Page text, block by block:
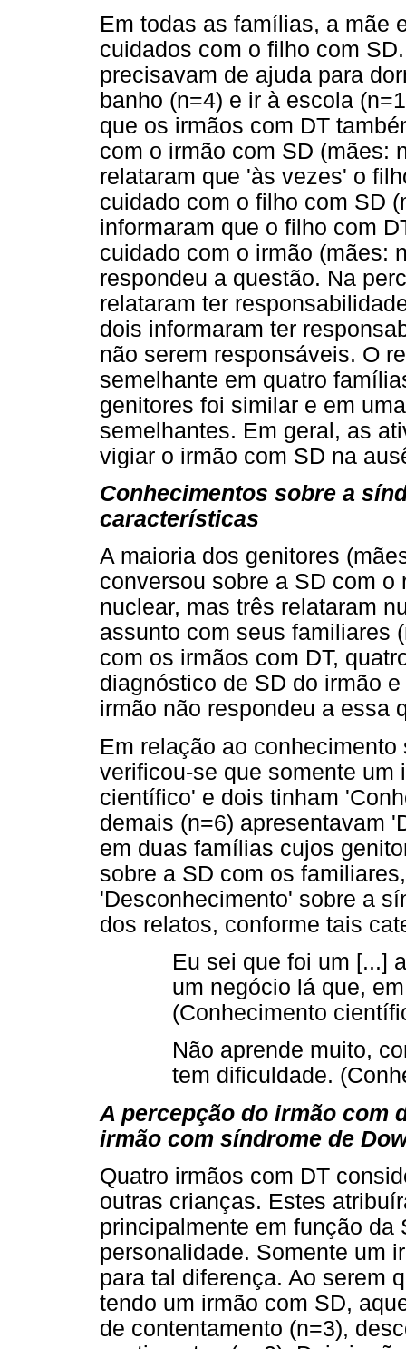
Em todas as famílias, a mãe
cuidados com o filho com
precisavam de ajuda para
banho (n=4) e ir à escola
que os irmãos com DT
com o irmão com SD (mães:
relataram que 'às vezes' o
cuidado com o filho com SD
informaram que o filho com
cuidado com o irmão (mães:
respondeu a questão. Na
relataram ter
dois informaram ter
não serem responsáveis. O
semelhante em quatro
genitores foi similar e em
semelhantes. Em geral, as
vigiar o irmão com SD na
Conhecimentos sobre a
características
A maioria dos genitores
conversou sobre a SD com
nuclear, mas três relataram
assunto com seus familiares
com os irmãos com DT,
diagnóstico de SD do irmão
irmão não respondeu a essa
Em relação ao
verificou-se que somente um
científico' e dois tinham
demais (n=6) apresentavam
em duas famílias cujos
sobre a SD com os
'Desconhecimento' sobre a
dos relatos, conforme tais
Eu sei que foi um [...]
um negócio lá que,
(Conhecimento
Não aprende muito,
tem dificuldade.
A percepção do irmão com
irmão com síndrome de
Quatro irmãos com DT
outras crianças. Estes
principalmente em função
personalidade. Somente um
para tal diferença. Ao serem
tendo um irmão com SD,
de contentamento (n=3),